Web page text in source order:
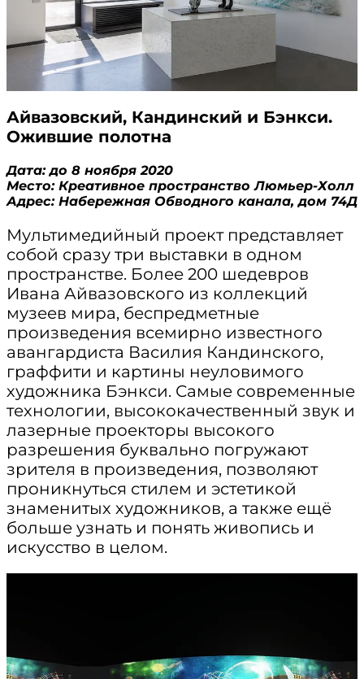
Айвазовский, Кандинский и Бэнкси.
Ожившие полотна
Дата: до 8 ноября 2020
Место: Креативное пространство Люмьер-Холл
Адрес: Набережная Обводного канала, дом 74Д
Мультимедийный проект представляет
собой сразу три выставки в одном
пространстве. Более 200 шедевров
Ивана Айвазовского из коллекций
музеев мира, беспредметные
произведения всемирно известного
авангардиста Василия Кандинского,
граффити и картины неуловимого
художника Бэнкси. Самые современные
технологии, высококачественный звук и
лазерные проекторы высокого
разрешения буквально погружают
зрителя в произведения, позволяют
проникнуться стилем и эстетикой
знаменитых художников, а также ещё
больше узнать и понять живопись и
искусство в целом.